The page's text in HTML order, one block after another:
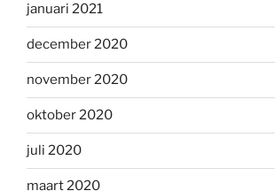
januari 2021
december 2020
november 2020
oktober 2020
juli 2020
maart 2020